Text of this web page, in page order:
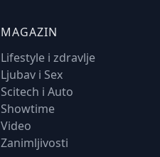
MAGAZIN
Lifestyle i zdravlje
Ljubav i Sex
Scitech i Auto
Showtime
Video
Zanimljivosti